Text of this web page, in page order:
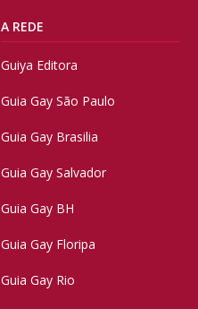
A REDE
Guiya Editora
Guia Gay São Paulo
Guia Gay Brasilia
Guia Gay Salvador
Guia Gay BH
Guia Gay Floripa
Guia Gay Rio